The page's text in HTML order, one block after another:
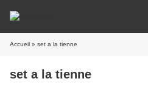
Accueil » set a la tienne
set a la tienne